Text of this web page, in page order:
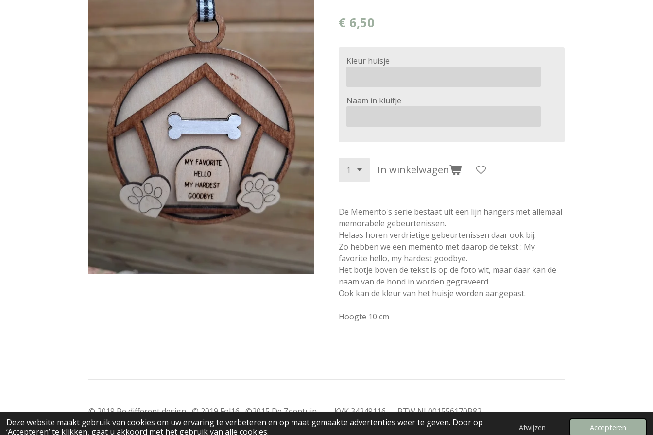
Deze website maakt gebruik van cookies om uw ervaring te verbeteren en op maat gemaakte advertenties weer te geven. Door op
‘Accepteren’ te klikken, gaat u akkoord met het gebruik van alle cookies.
Afwijzen Accepteren
€ 6,50
Kleur huisje
Naam in kluifje
In winkelwagen
De Memento's serie bestaat uit een lijn hangers met allemaal
memorabele gebeurtenissen.
Helaas horen verdrietige gebeurtenissen daar ook bij.
Zo hebben we een memento met daarop de tekst : My
favorite hello, my hardest goodbye.
Het botje boven de tekst is op de foto wit, maar daar kan de
naam van de hond in worden gegraveerd.
Ook kan de kleur van het huisje worden aangepast.
Hoogte 10 cm
© 2019 Be different design © 2019 Fol16 ©2015 De Zeeptuin KVK 34249116 BTW NL001556170B82